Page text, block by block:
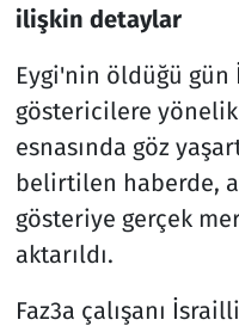
ilişkin detaylar
Eygi'nin öldüğü
göstericilere
esnasında göz
belirtilen haberde,
gösteriye gerçek
aktarıldı.
Faz3a çalışanı